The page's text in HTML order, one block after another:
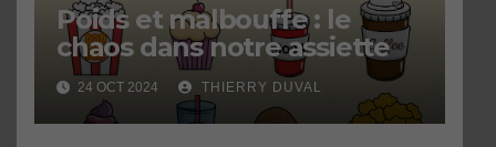
Poids et malbouffe : le
chaos dans notre assiette
24 OCT 2024 THIERRY DUVAL